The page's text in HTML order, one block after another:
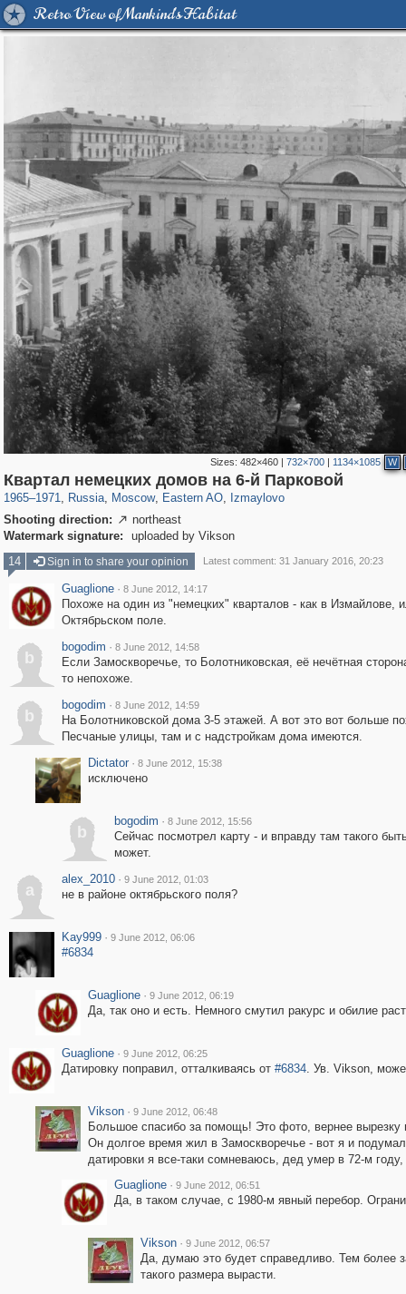
Retro View of Mankind's Habitat
Sizes:482×460 |732×700 | 1134×1085 W
Квартал немецких домов на 6-й Парковой
1965–1971, Russia
1,405,768 29,243
, Moscow
319,716 8,286
, Eastern AO
20,915 306
, Izmaylovo
3,432 65
Shooting direction:  northeast
Watermark signature:
uploaded by Vikson
14
Sign in to share your opinion Latest comment: 31 January 2016, 20:23
Guaglione · 8 June 2012, 14:17
Похоже на один из "немецких" кварталов - как в Измайлове,
Октябрьском поле.
b
bogodim · 8 June 2012, 14:58
Если Замоскворечье, то Болотниковская, её нечётная
то непохоже.
b
bogodim · 8 June 2012, 14:59
На Болотниковской дома 3-5 этажей. А вот это вот больше
Песчаные улицы, там и с надстройкам дома имеются.
Dictator · 8 June 2012, 15:38
исключено
b
bogodim · 8 June 2012, 15:56
Сейчас посмотрел карту - и вправду там такого
может.
a
alex_2010 · 9 June 2012, 01:03
не в районе октябрьского поля?
Kay999 · 9 June 2012, 06:06
#6834
Guaglione · 9 June 2012, 06:19
Да, так оно и есть. Немного смутил ракурс и обилие
Guaglione · 9 June 2012, 06:25
Датировку поправил, отталкиваясь от #6834. Ув. Vikson,
Vikson · 9 June 2012, 06:48
Большое спасибо за помощь! Это фото, вернее
Он долгое время жил в Замоскворечье - вот я и
датировки я все-таки сомневаюсь, дед умер в 72-м году,
Guaglione · 9 June 2012, 06:51
Да, в таком случае, с 1980-м явный перебор.
Vikson · 9 June 2012, 06:57
Да, думаю это будет справедливо. Тем более
такого размера вырасти.